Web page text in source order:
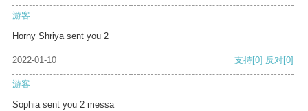
游客
Horny Shriya sent you 2
2022-01-10 支持[0] 反对[0]
游客
Sophia sent you 2 messa